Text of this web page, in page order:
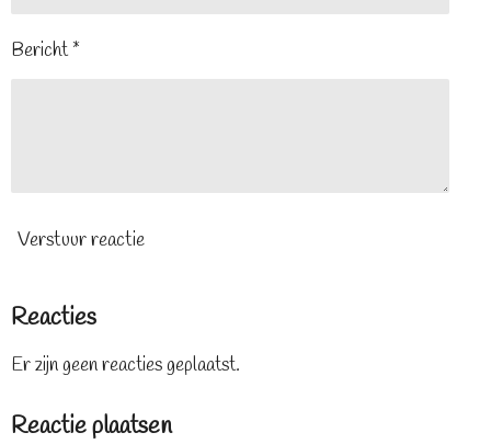
Bericht *
Verstuur reactie
Reacties
Er zijn geen reacties geplaatst.
Reactie plaatsen